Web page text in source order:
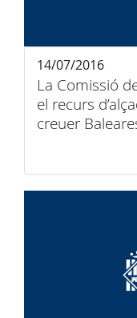
La Comissió
el recurs
creuer
14/07/2016